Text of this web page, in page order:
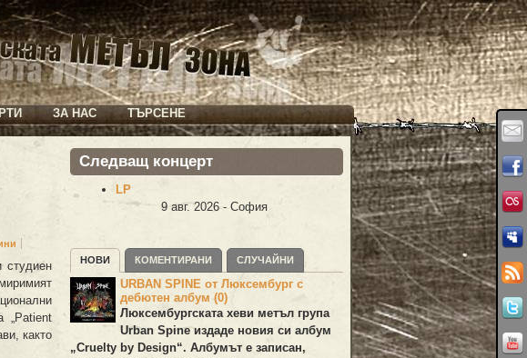
ЗА НАС ТЪРСЕНЕ
студиен
„Patient
както
Следващ концерт
LP
9 авг. 2026 - София
НОВИ КОМЕНТИРАНИ СЛУЧАЙНИ
URBAN SPINE от Люксембург с
дебютен албум (0)
Люксембургската хеви метъл група
Urban Spineиздаде новия си албум
„Cruelty by Design“. Албумът е записан,